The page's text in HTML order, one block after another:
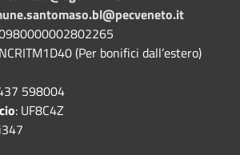
(Per bonifici dall’estero)
598004
: UF8C4Z